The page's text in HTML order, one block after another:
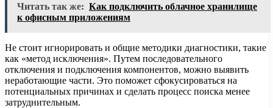
Читать так же: Как подключить облачное хранилище
к офисным приложениям
Не стоит игнорировать и общие методики диагностики, такие
как «метод исключения». Путем последовательного
отключения и подключения компонентов, можно выявить
неработающие части. Это поможет сфокусироваться на
потенциальных причинах и сделать процесс поиска менее
затруднительным.